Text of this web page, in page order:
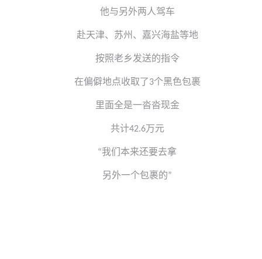
他与另外两人驾车
赴天津、苏州、嘉兴海盐等地
按照老乡发送的指令
在偏僻地点收取了3个黑色包裹
里面全是一沓沓现金
共计42.6万元
“我们本来还要去拿
另外一个包裹的”